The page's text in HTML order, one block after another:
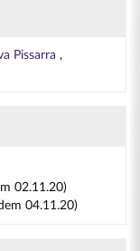
Pissarra
02.11.20)
04.11.20)